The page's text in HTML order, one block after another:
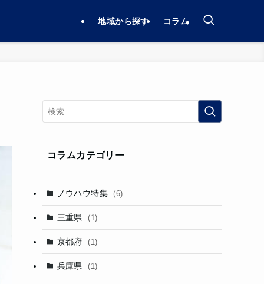
地域から探す コラム
コラムカテゴリー
ノウハウ特集 (6)
三重県 (1)
京都府 (1)
兵庫県 (1)